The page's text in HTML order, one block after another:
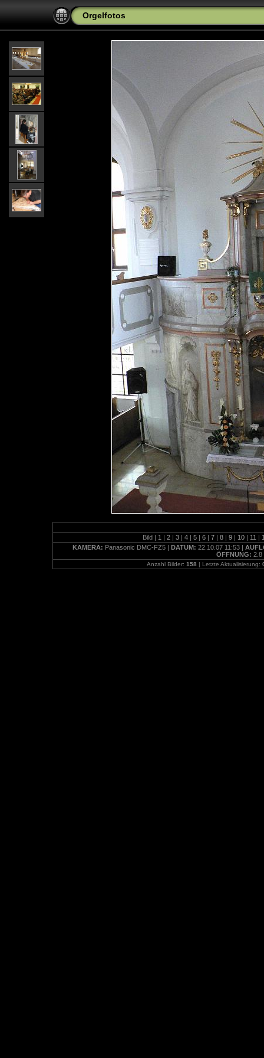
Orgelfotos
Bild | 1 | 2 | 3 | 4 | 5 | 6 | 7 | 8 | 9 | 10 | 11 |
KAMERA: Panasonic DMC-FZ5 | DATUM: 22.10.07 11:53 |
ÖFFNUNG:
Anzahl Bilder: 158 | Letzte Aktualisierung: